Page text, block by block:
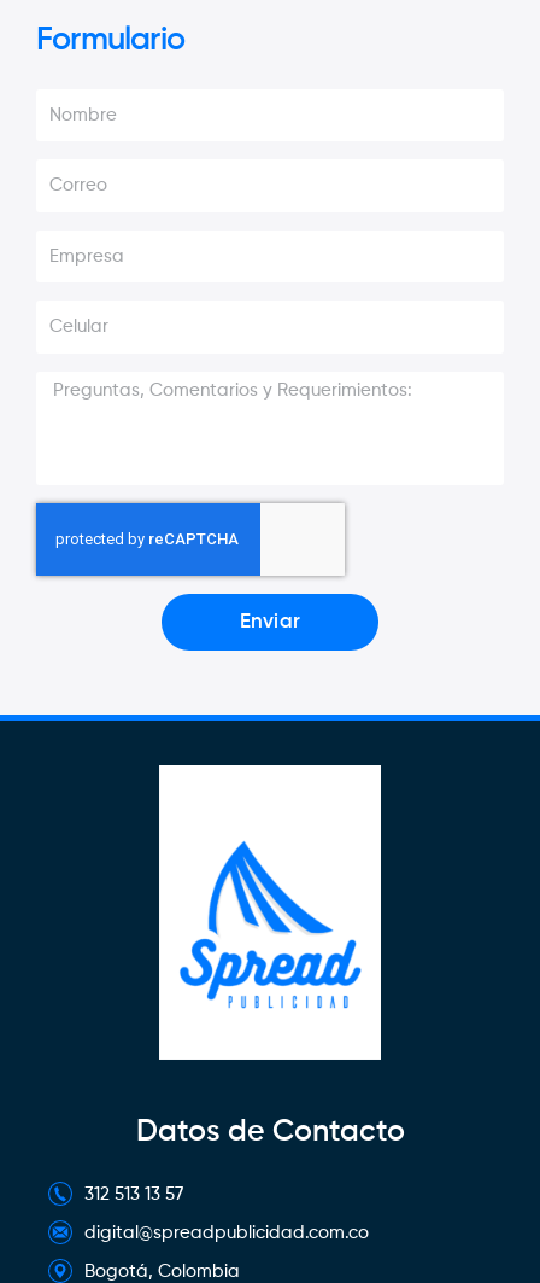
Formulario
Enviar
Datos de Contacto
312 513 13 57
digital@spreadpublicidad.com.co
Bogotá, Colombia